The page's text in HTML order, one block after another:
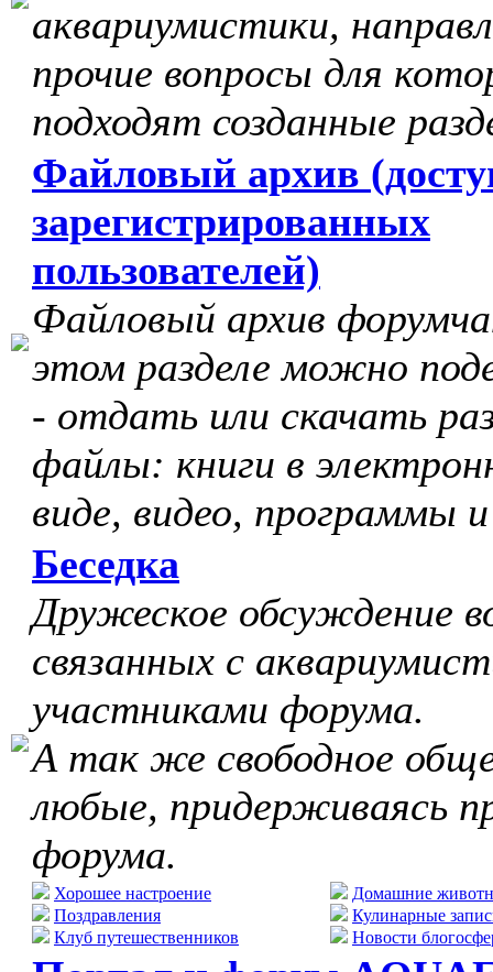
аквариумистики,
прочие вопросы для
подходят созданные
Файловый архив
зарегистрированных
пользователей)
Файловый архив
этом разделе можно
- отдать или скачать
файлы: книги в
виде, видео, программы
Беседка
Дружеское обсуждение
связанных с
участниками форума.
А так же свободное
любые, придерживаясь
форума.
Хорошее настроение
Поздравления
Клуб путешественников
Домашние
Кулинарные
Новости